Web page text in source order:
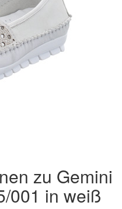
zu Gemini
001 in weiß